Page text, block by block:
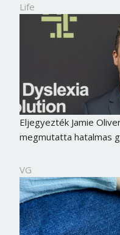
Life
Eljegyezték Jamie
megmutatta hatalmas
VG